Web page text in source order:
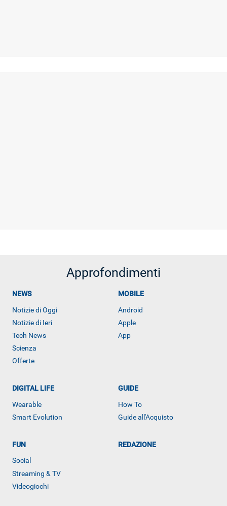
ALTRO
Approfondimenti
NEWS
Notizie di Oggi
Notizie di Ieri
Tech News
Scienza
Offerte
MOBILE
Android
Apple
App
DIGITAL LIFE
Wearable
Smart Evolution
GUIDE
How To
Guide all'Acquisto
FUN
Social
Streaming & TV
Videogiochi
REDAZIONE